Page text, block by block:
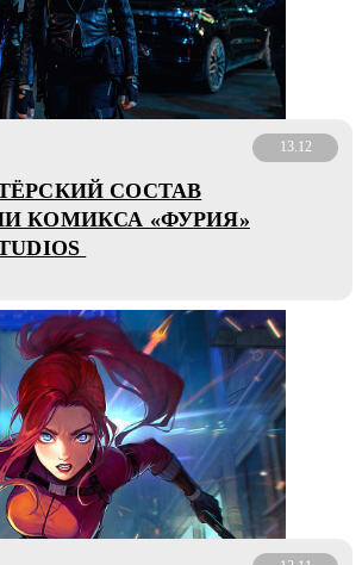
13.12
СОСТАВ
КОМИКСА «ФУРИЯ»